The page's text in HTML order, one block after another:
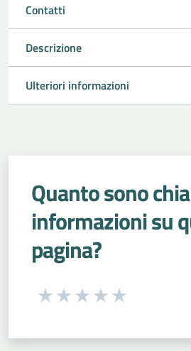
Contatti
Descrizione
Ulteriori informazioni
Quanto sono
informazioni su
pagina?
Seleziona una